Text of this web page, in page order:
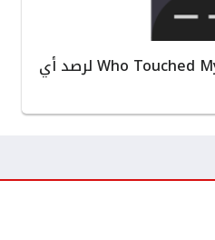
مراجعة تطبيق Who Touched My Phone لرصد أي